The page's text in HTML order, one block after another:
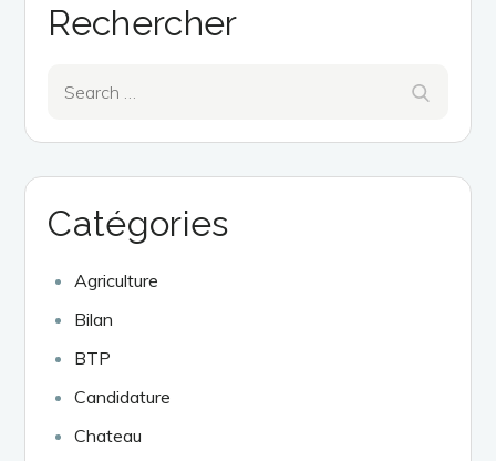
Rechercher
Catégories
Agriculture
Bilan
BTP
Candidature
Chateau